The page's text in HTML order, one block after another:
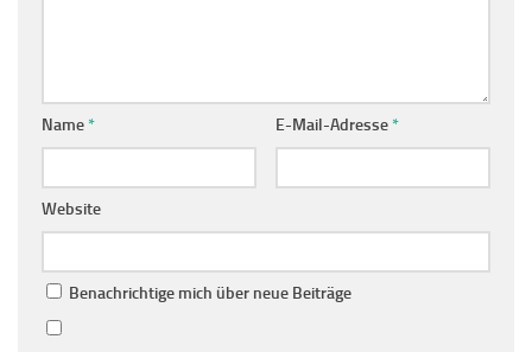
Name* E-Mail-Adresse*
Website
Benachrichtige mich über neue Beiträge